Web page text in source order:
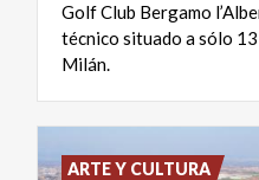
Golf Club Bergamo
técnico situado a sólo 13
Milán.
ARTE Y CULTURA